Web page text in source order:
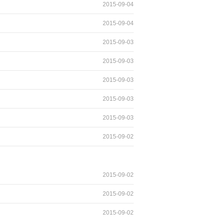
2015-09-04
2015-09-04
2015-09-03
2015-09-03
2015-09-03
2015-09-03
2015-09-03
2015-09-02
2015-09-02
2015-09-02
2015-09-02